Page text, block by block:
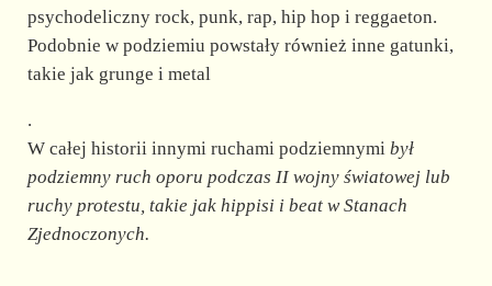
psychodeliczny rock, punk, rap, hip hop i reggaeton.
Podobnie w podziemiu powstały również inne gatunki,
takie jak grunge i metal
.
W całej historii innymi ruchami podziemnymi był
podziemny ruch oporu podczas II wojny światowej lub
ruchy protestu, takie jak hippisi i beatw Stanach
Zjednoczonych.